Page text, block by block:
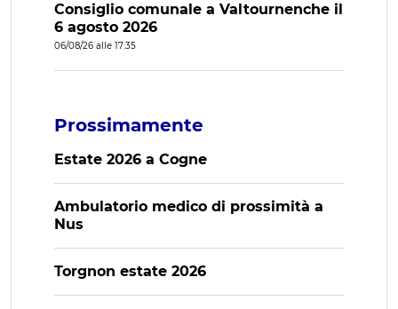
Consiglio comunale a Valtournenche il
6 agosto 2026
06/08/26 alle 17:35
Prossimamente
Estate 2026 a Cogne
Ambulatorio medico di prossimità a
Nus
Torgnon estate 2026